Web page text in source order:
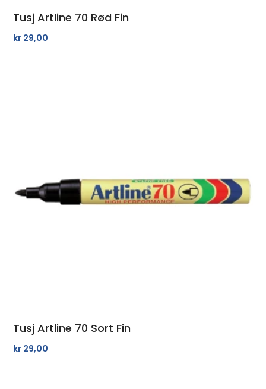
Tusj Artline 70 Rød Fin
kr 29,00
Tusj Artline 70 Sort Fin
kr 29,00